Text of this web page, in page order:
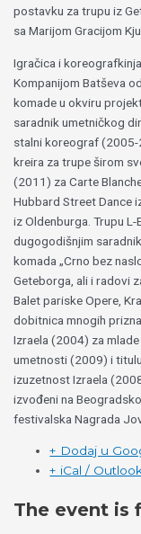
postavku za trupu iz
sa Marijom Gracijom
Igračica i
Kompanijom Batševa
komade u okviru
saradnik umetničkog
stalni koreograf (2005-
kreira za trupe širom
(2011) za Carte
Hubbard Street Dance
iz Oldenburga. Trupu
dugogodišnjim
komada „Crno bez
Geteborga, ali i radovi
Balet pariske Opere,
dobitnica mnogih
Izraela (2004) za
umetnosti (2009) i
izuzetnost Izraela
izvođeni na
festivalska Nagrada
+ Dodaj u
+ iCal /
The event is